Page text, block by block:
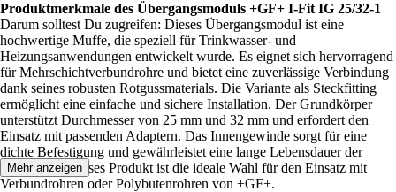
Produktmerkmale des Übergangsmoduls +GF+ I-Fit IG 25/32-1
Darum solltest Du zugreifen: Dieses Übergangsmodul ist eine
hochwertige Muffe, die speziell für Trinkwasser- und
Heizungsanwendungen entwickelt wurde. Es eignet sich hervorragend
für Mehrschichtverbundrohre und bietet eine zuverlässige Verbindung
dank seines robusten Rotgussmaterials. Die Variante als Steckfitting
ermöglicht eine einfache und sichere Installation. Der Grundkörper
unterstützt Durchmesser von 25 mm und 32 mm und erfordert den
Einsatz mit passenden Adaptern. Das Innengewinde sorgt für eine
dichte Befestigung und gewährleistet eine lange Lebensdauer der
Installation. Dieses Produkt ist die ideale Wahl für den Einsatz mit
Verbundrohren oder Polybutenrohren von +GF+.
Mehr anzeigen